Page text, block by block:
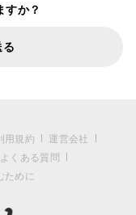
すか？
用規約
運営会社
よくある質問
ために